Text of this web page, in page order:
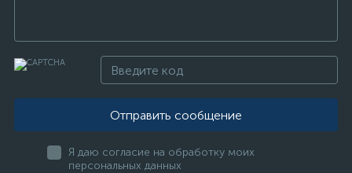
Отправить сообщение
Я даю согласие на обработку моих
персональных данных